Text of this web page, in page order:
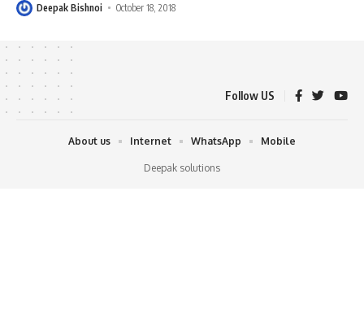
Deepak Bishnoi October 18, 2018
Follow US
Deepak solutions
About us Internet WhatsApp Mobile